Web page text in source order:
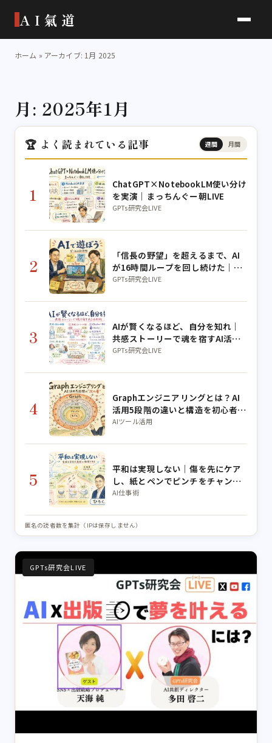
AI氣道
ホーム » アーカイブ: 1月 2025
月: 2025年1月
🏆 よく読まれている記事 週間 月間
1
ChatGPT×NotebookLM使い分け
を実演｜まっちんぐー朝LIVE
GPTs研究会LIVE
2
「信長の野望」を超えるまで、AI
が16時間ループを回し続けた｜月
曜朝のGPTs研究会LIVE 2026年8月
GPTs研究会LIVE
3
AIが賢くなるほど、自分を知れ｜
共感ストーリーで魂を宿すAI活用
術【公ちゃんコラボ】
GPTs研究会LIVE
4
Graphエンジニアリングとは？AI
活用5段階の違いと構造を初心者向
けに解説
AIツール活用
5
平和は実現しない｜傷を先にケア
し、紙とペンでピンチをチャンス
に変える
AI仕事術
匿名の読者数を集計（IPは保存しません）
GPTs研究会LIVE